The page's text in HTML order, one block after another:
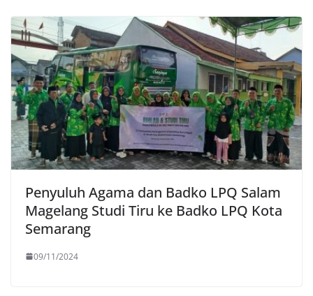
Penyuluh Agama dan Badko LPQ Salam
Magelang Studi Tiru ke Badko LPQ Kota
Semarang
09/11/2024